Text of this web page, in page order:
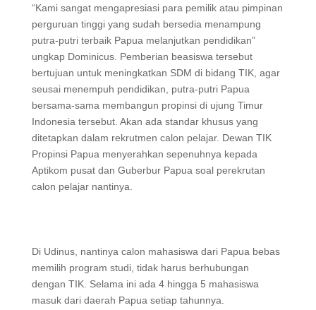
“Kami sangat mengapresiasi para pemilik atau pimpinan
perguruan tinggi yang sudah bersedia menampung
putra-putri terbaik Papua melanjutkan pendidikan”
ungkap Dominicus. Pemberian beasiswa tersebut
bertujuan untuk meningkatkan SDM di bidang TIK, agar
seusai menempuh pendidikan, putra-putri Papua
bersama-sama membangun propinsi di ujung Timur
Indonesia tersebut. Akan ada standar khusus yang
ditetapkan dalam rekrutmen calon pelajar. Dewan TIK
Propinsi Papua menyerahkan sepenuhnya kepada
Aptikom pusat dan Guberbur Papua soal perekrutan
calon pelajar nantinya.
Di Udinus, nantinya calon mahasiswa dari Papua bebas
memilih program studi, tidak harus berhubungan
dengan TIK. Selama ini ada 4 hingga 5 mahasiswa
masuk dari daerah Papua setiap tahunnya.